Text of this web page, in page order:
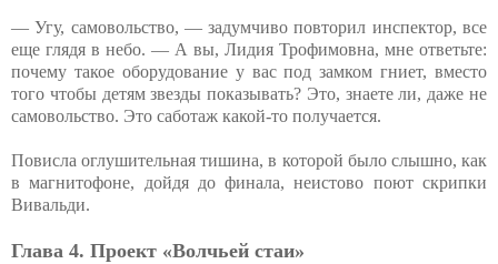
— Угу, самовольство, — задумчиво повторил инспектор, все
еще глядя в небо. — А вы, Лидия Трофимовна, мне ответьте:
почему такое оборудование у вас под замком гниет, вместо
того чтобы детям звезды показывать? Это, знаете ли, даже не
самовольство. Это саботаж какой-то получается.
Повисла оглушительная тишина, в которой было слышно, как
в магнитофоне, дойдя до финала, неистово поют скрипки
Вивальди.
Глава 4. Проект «Волчьей стаи»